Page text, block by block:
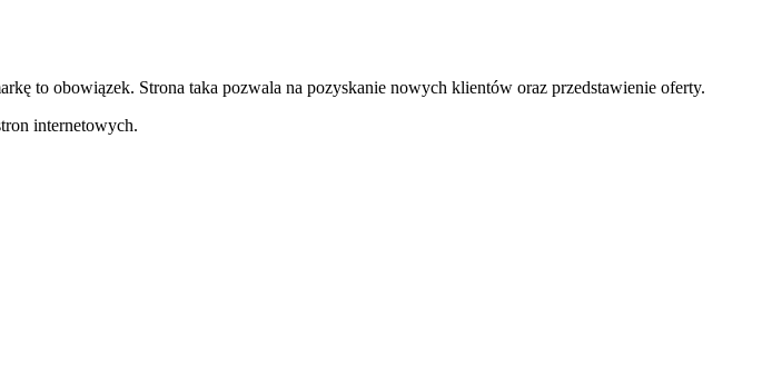
to obowiązek. Strona taka pozwala na pozyskanie nowych klientów oraz przedstawienie oferty.
internetowych.